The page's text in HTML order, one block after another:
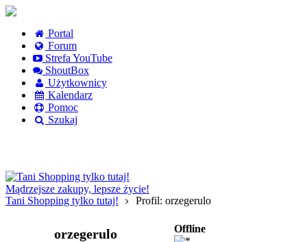
Portal
Forum
Strefa YouTube
ShoutBox
Użytkownicy
Kalendarz
Pomoc
Szukaj
Mądrzejsze zakupy, lepsze życie!
Tani Shopping tylko tutaj!
Profil: orzegerulo
orzegerulo Offline